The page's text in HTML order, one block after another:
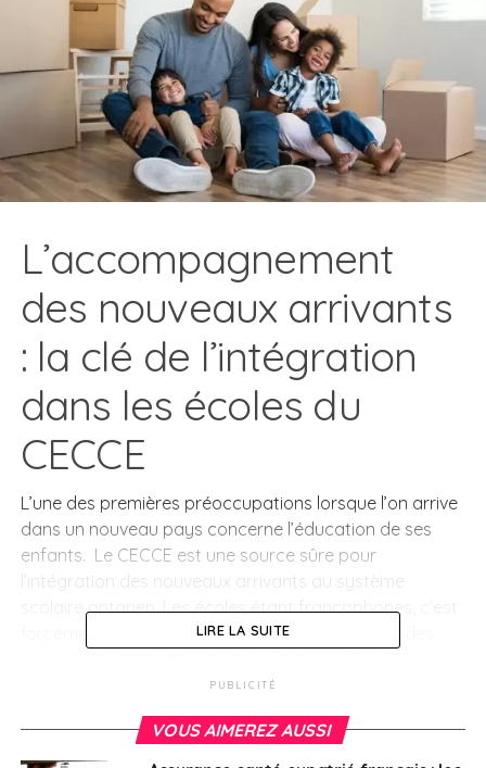
L’accompagnement
des nouveaux arrivants
: la clé de l’intégration
dans les écoles du
CECCE
L’une des premières préoccupations lorsque l’on arrive
dans un nouveau pays concerne l’éducation de ses
enfants. Le CECCE est une source sûre pour
l’intégration des nouveaux arrivants au système
scolaire ontarien. Les écoles étant francophones, c’est
forcément un facilitateur pour les enfants. Avec des
acquis une riche expérience dans l’accueil de familles
internationales. Rayonnant au sein de la communauté
francophone, il sait guider les parents vers les
partenaires communautaires détenant toutes les
LIRE LA SUITE
PUBLICITÉ
VOUS AIMEREZ AUSSI